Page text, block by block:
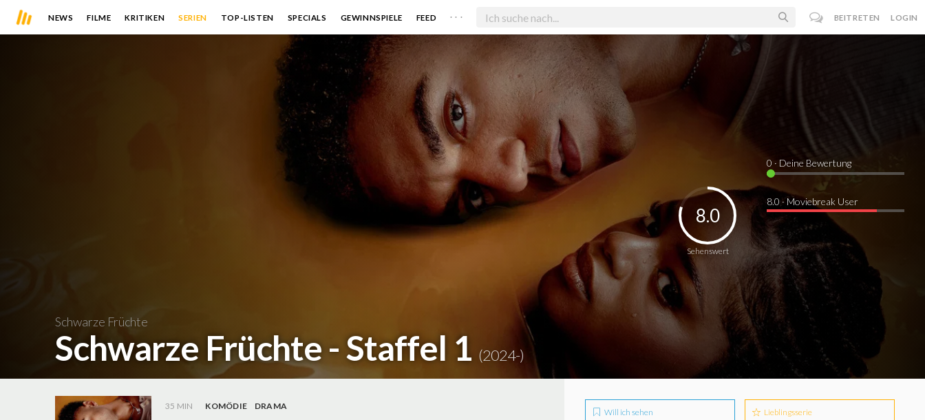
NEWS FILME KRITIKEN SERIEN TOP-LISTEN SPECIALS GEWINNSPIELE FEED . . . BEITRETEN LOGIN
Schwarze Früchte
Schwarze Früchte - Staffel 1 (2024-)
Sehenswert
8.0
0 · Deine Bewertung
8.0 · Moviebreak User
35 MIN KOMÖDIE
DRAMA
Will ich sehen Lieblingsserie